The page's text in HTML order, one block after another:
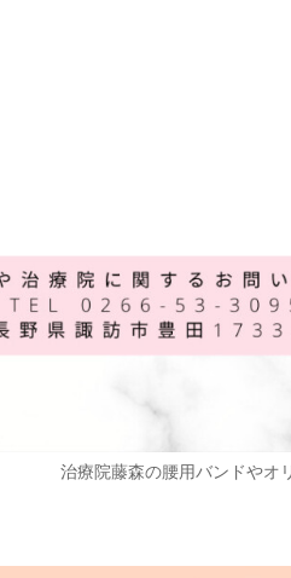
の腰用バンドやオリジナル